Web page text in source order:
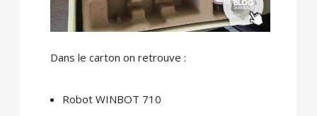
Dans le carton on retrouve :
Robot WINBOT 710